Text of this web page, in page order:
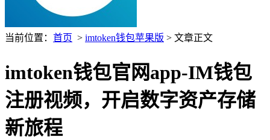
当前位置： 首页 > imtoken钱包苹果版 > 文章正文
imtoken钱包官网app-IM钱包
注册视频，开启数字资产存储
新旅程